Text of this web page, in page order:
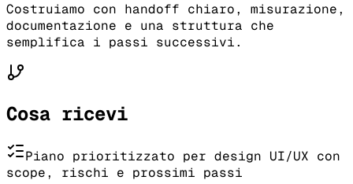
Costruiamo con handoff chiaro, misurazione,
documentazione e una struttura che
semplifica i passi successivi.
Cosa ricevi
Piano prioritizzato per design UI/UX con
scope, rischi e prossimi passi